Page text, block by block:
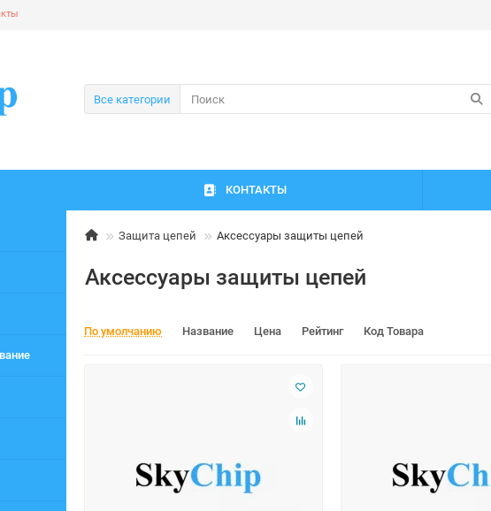
Все категории
КОНТАКТЫ
Защита цепей Аксессуары защиты цепей
Аксессуары защиты цепей
По умолчанию Название Цена Рейтинг Код Товара